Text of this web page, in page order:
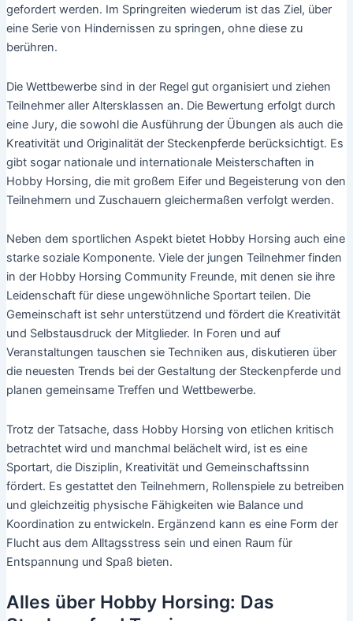
gefordert werden. Im Springreiten wiederum ist das Ziel, über
eine Serie von Hindernissen zu springen, ohne diese zu
berühren.
Die Wettbewerbe sind in der Regel gut organisiert und ziehen
Teilnehmer aller Altersklassen an. Die Bewertung erfolgt durch
eine Jury, die sowohl die Ausführung der Übungen als auch die
Kreativität und Originalität der Steckenpferde berücksichtigt. Es
gibt sogar nationale und internationale Meisterschaften in
Hobby Horsing, die mit großem Eifer und Begeisterung von den
Teilnehmern und Zuschauern gleichermaßen verfolgt werden.
Neben dem sportlichen Aspekt bietet Hobby Horsing auch eine
starke soziale Komponente. Viele der jungen Teilnehmer finden
in der Hobby Horsing Community Freunde, mit denen sie ihre
Leidenschaft für diese ungewöhnliche Sportart teilen. Die
Gemeinschaft ist sehr unterstützend und fördert die Kreativität
und Selbstausdruck der Mitglieder. In Foren und auf
Veranstaltungen tauschen sie Techniken aus, diskutieren über
die neuesten Trends bei der Gestaltung der Steckenpferde und
planen gemeinsame Treffen und Wettbewerbe.
Trotz der Tatsache, dass Hobby Horsing von etlichen kritisch
betrachtet wird und manchmal belächelt wird, ist es eine
Sportart, die Disziplin, Kreativität und Gemeinschaftssinn
fördert. Es gestattet den Teilnehmern, Rollenspiele zu betreiben
und gleichzeitig physische Fähigkeiten wie Balance und
Koordination zu entwickeln. Ergänzend kann es eine Form der
Flucht aus dem Alltagsstress sein und einen Raum für
Entspannung und Spaß bieten.
Alles über Hobby Horsing: Das